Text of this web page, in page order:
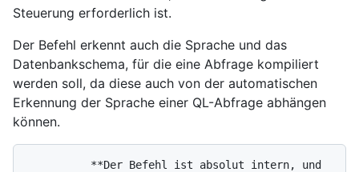
Steuerung erforderlich ist.
Der Befehl erkennt auch die Sprache und das
Datenbankschema, für die eine Abfrage kompiliert
werden soll, da diese auch von der automatischen
Erkennung der Sprache einer QL-Abfrage abhängen
können.